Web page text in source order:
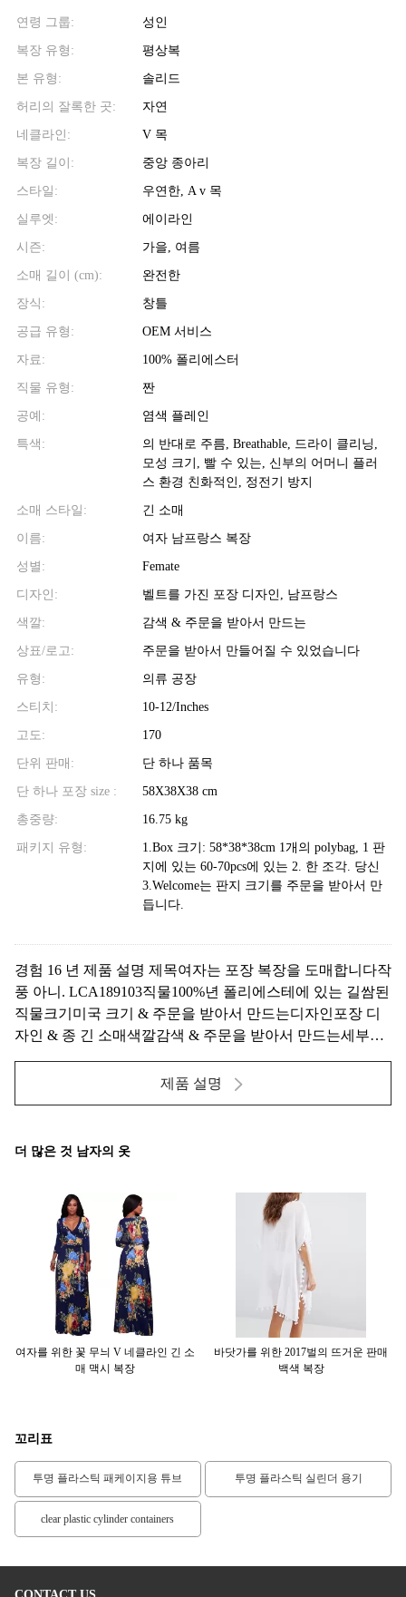
연령 그룹: 성인
복장 유형: 평상복
본 유형: 솔리드
허리의 잘록한 곳: 자연
네클라인: V 목
복장 길이: 중앙 종아리
스타일: 우연한, A v 목
실루엣: 에이라인
시즌: 가을, 여름
소매 길이 (cm): 완전한
장식: 창틀
공급 유형: OEM 서비스
자료: 100% 폴리에스터
직물 유형: 짠
공예: 염색 플레인
특색:
의 반대로 주름, Breathable, 드라이 클리닝,
모성 크기, 빨 수 있는, 신부의 어머니 플러
스 환경 친화적인, 정전기 방지
소매 스타일: 긴 소매
이름: 여자 남프랑스 복장
성별: Femate
디자인: 벨트를 가진 포장 디자인, 남프랑스
색깔: 감색 & 주문을 받아서 만드는
상표/로고: 주문을 받아서 만들어질 수 있었습니다
유형: 의류 공장
스티치: 10-12/Inches
고도: 170
단위 판매: 단 하나 품목
단 하나 포장 size : 58X38X38 cm
총중량: 16.75 kg
패키지 유형:
1.Box 크기: 58*38*38cm 1개의 polybag, 1 판
지에 있는 60-70pcs에 있는 2. 한 조각. 당신
3.Welcome는 판지 크기를 주문을 받아서 만
듭니다.
경험 16 년 제품 설명 제목여자는 포장 복장을 도매합니다작
풍 아니. LCA189103직물100%년 폴리에스테에 있는 길쌈된
직물크기미국 크기 & 주문을 받아서 만드는디자인포장 디
자인 & 종 긴 소매색깔감색 & 주문을 받아서 만드는세부사
서 만들어진 Logo&Label. 판매 정보 +8615016859029 참고 ...
제품 설명
더 많은 것 남자의 옷
여자를 위한 꽃 무늬 V 네클라인 긴 소
매 맥시 복장
바닷가를 위한 2017벌의 뜨거운 판매
백색 복장
꼬리표
투명 플라스틱 패케이지용 튜브 투명 플라스틱 실린더 용기
clear plastic cylinder containers